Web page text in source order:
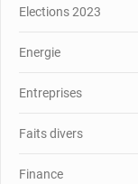
Elections 2023
Energie
Entreprises
Faits divers
Finance